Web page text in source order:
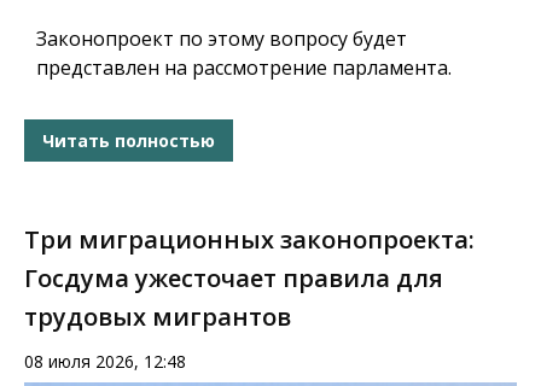
Законопроект по этому вопросу будет
представлен на рассмотрение парламента.
Читать полностью
Три миграционных законопроекта:
Госдума ужесточает правила для
трудовых мигрантов
08 июля 2026, 12:48